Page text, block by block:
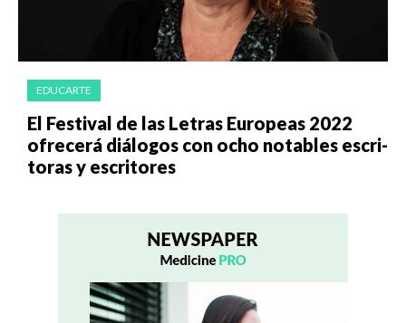
EDUCARTE
El Fes­ti­val de las Le­tras Eu­ro­peas 2022
ofre­ce­rá diá­lo­gos con ocho no­ta­bles es­cri­
to­ras y es­cri­to­res